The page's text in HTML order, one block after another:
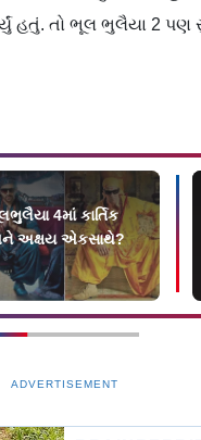
હતું. તો ભૂલ ભુલૈયા 2 પણ
4માં કાર્તિક
અક્ષય એકસાથે?
ADVERTISEMENT